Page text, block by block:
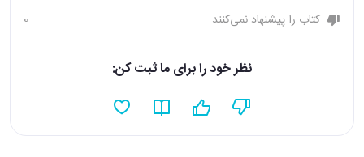
کتاب را پیشنهاد نمی‌کنند 0
نظر خود را برای ما ثبت کن: